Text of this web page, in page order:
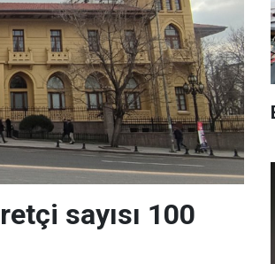
sayısı 100